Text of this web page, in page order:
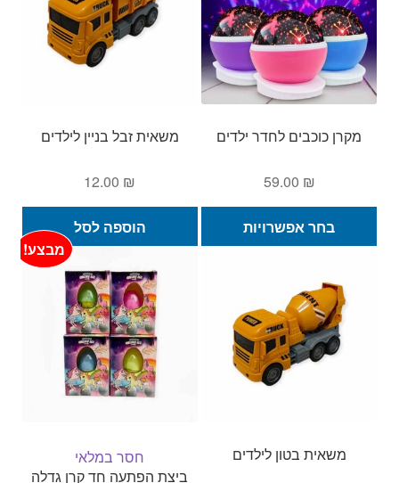
מקרן כוכבים לחדר ילדים
59.00 ₪
בחר אפשרויות
האפשרויות
משאית זבל בניין לילדים
12.00 ₪
הוספה לסל
משאית בטון לילדים
חסר במלאי
ביצת הפתעה חד קרן גדלה
מבצע!